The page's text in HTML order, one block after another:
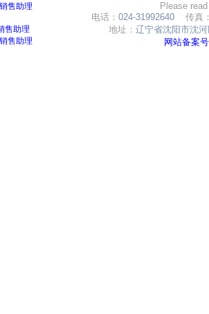
Please
电话： 024-31992640 传真
地址： 辽宁省沈阳市沈
网站备案